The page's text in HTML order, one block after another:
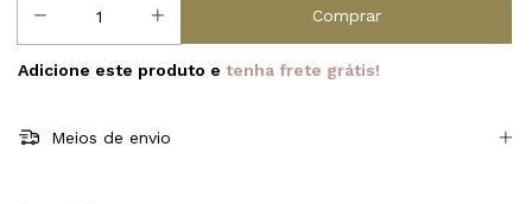
Adicione este produto e tenha frete grátis!
Meios de envio